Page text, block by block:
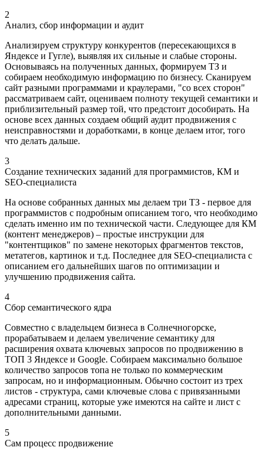
2
Анализ, сбор информации и аудит
Анализируем структуру конкурентов (пересекающихся в
Яндексе и Гугле), выявляя их сильные и слабые стороны.
Основываясь на полученных данных, формируем ТЗ и
собираем необходимую информацию по бизнесу. Сканируем
сайт разными программами и краулерами, "со всех сторон"
рассматриваем сайт, оцениваем полноту текущей семантики и
приблизительный размер той, что предстоит дособирать. На
основе всех данных создаем общий аудит продвижения с
неисправностями и доработками, в конце делаем итог, того
что делать дальше.
3
Создание технических заданий для программистов, КМ и
SEO-специалиста
На основе собранных данных мы делаем три ТЗ - первое для
программистов с подробным описанием того, что необходимо
сделать именно им по технической части. Следующее для КМ
(контент менеджеров) – простые инструкции для
"контентщиков" по замене некоторых фрагментов текстов,
метатегов, картинок и т.д. Последнее для SEO-специалиста с
описанием его дальнейших шагов по оптимизации и
улучшению продвижения сайта.
4
Сбор семантического ядра
Совместно с владельцем бизнеса в Солнечногорске,
прорабатываем и делаем увеличение семантику для
расширения охвата ключевых запросов по продвижению в
ТОП 3 Яндексе и Google. Собираем максимально большое
количество запросов топа не только по коммерческим
запросам, но и информационным. Обычно состоит из трех
листов - структура, сами ключевые слова с привязанными
адресами страниц, которые уже имеются на сайте и лист с
дополнительными данными.
5
Сам процесс продвижение